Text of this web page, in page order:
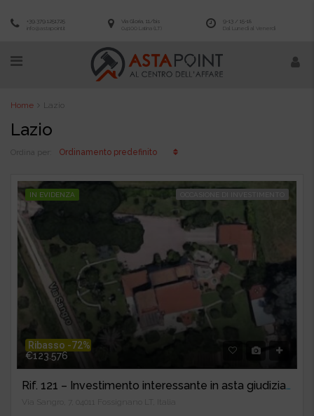
9-13 / 15-18
Dal Lunedì al Venerdì
Via Gloria, 11/bis
04100 Latina (LT)
+39.379.1251725
info@astapoint.it
Home Lazio
Lazio
Ordina per: Ordinamento predefinito
IN EVIDENZA
Ribasso -72%
€123.576
Rif. 121 – Investimento interessante in asta giudiziaria a Aprilia
Via Sangro, 7, 04011 Fossignano LT, Italia